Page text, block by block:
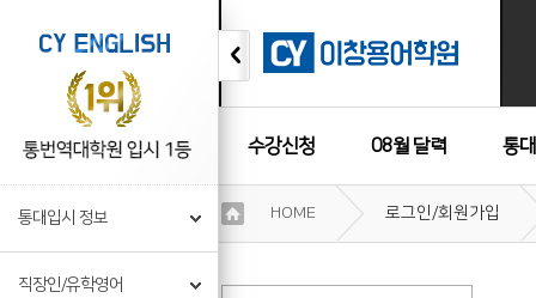
수강신청 08월 달력 통
수강후기
통대입시 정보
직장인/유학영어
HOME 로그인/회원가입